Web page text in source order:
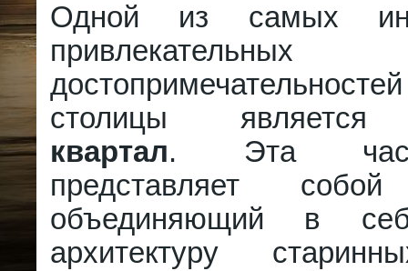
Одной из самых
привлекательных
столицы
квартал. Эта
представляет собой
объединяющий в
архитектуру